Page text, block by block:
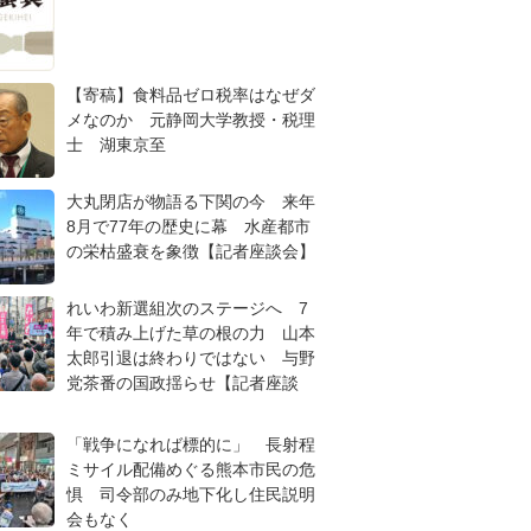
【寄稿】食料品ゼロ税率はなぜダ
メなのか 元静岡大学教授・税理
士 湖東京至
大丸閉店が物語る下関の今 来年
8月で77年の歴史に幕 水産都市
の栄枯盛衰を象徴【記者座談会】
れいわ新選組次のステージへ 7
年で積み上げた草の根の力 山本
太郎引退は終わりではない 与野
党茶番の国政揺らせ【記者座談
「戦争になれば標的に」 長射程
ミサイル配備めぐる熊本市民の危
惧 司令部のみ地下化し住民説明
会もなく